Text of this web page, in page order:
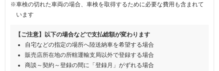
※車検の切れた車両の場合、車検を取得するために必要な費用も含まれて
います
【ご注意】以下の場合などで支払総額が変わります
自宅などの指定の場所へ陸送納車を希望する場合
販売店所在地の所轄運輸支局以外で登録する場合
商談～契約～登録の間に「登録月」がずれる場合